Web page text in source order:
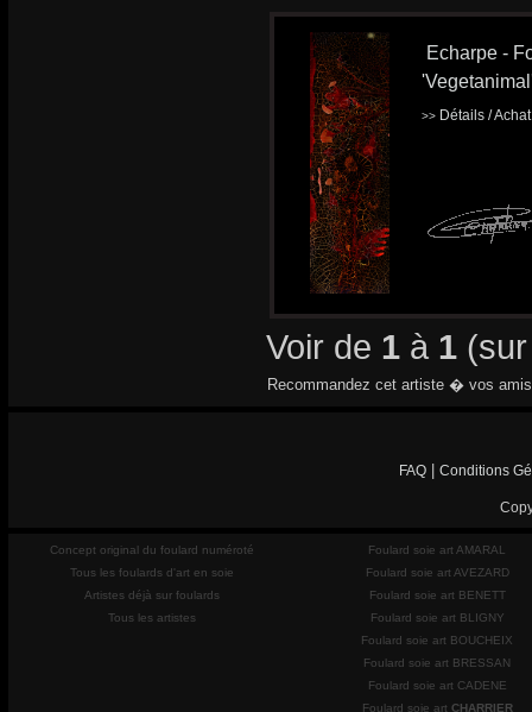
Echarpe -
>> Détails /
Voir de 1 à 1
Recommandez cet artiste � vos
FAQ Conditions
Concept original du foulard numéroté
Tous les foulards d'art en soie
Artistes déjà sur foulards
Tous les artistes
Foulard soie art AMARAL
Foulard soie art AVEZARD
Foulard soie art BENETT
Foulard soie art BLIGNY
Foulard soie art BOUCHEIX
Foulard soie art BRESSAN
Foulard soie art CADENE
Foulard soie art CHARRIER